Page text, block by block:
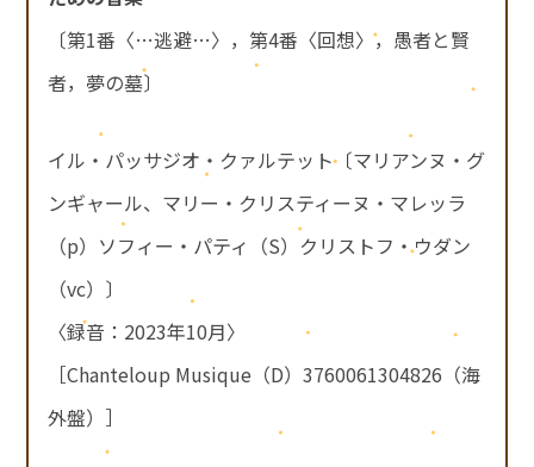
〔第1番〈…逃避…〉，第4番〈回想〉，愚者と賢
者，夢の墓〕
イル・パッサジオ・クァルテット〔マリアンヌ・グ
ンギャール、マリー・クリスティーヌ・マレッラ
（p）ソフィー・パティ（S）クリストフ・ウダン
（vc）〕
〈録音：2023年10月〉
［Chanteloup Musique（D）3760061304826（海
外盤）］